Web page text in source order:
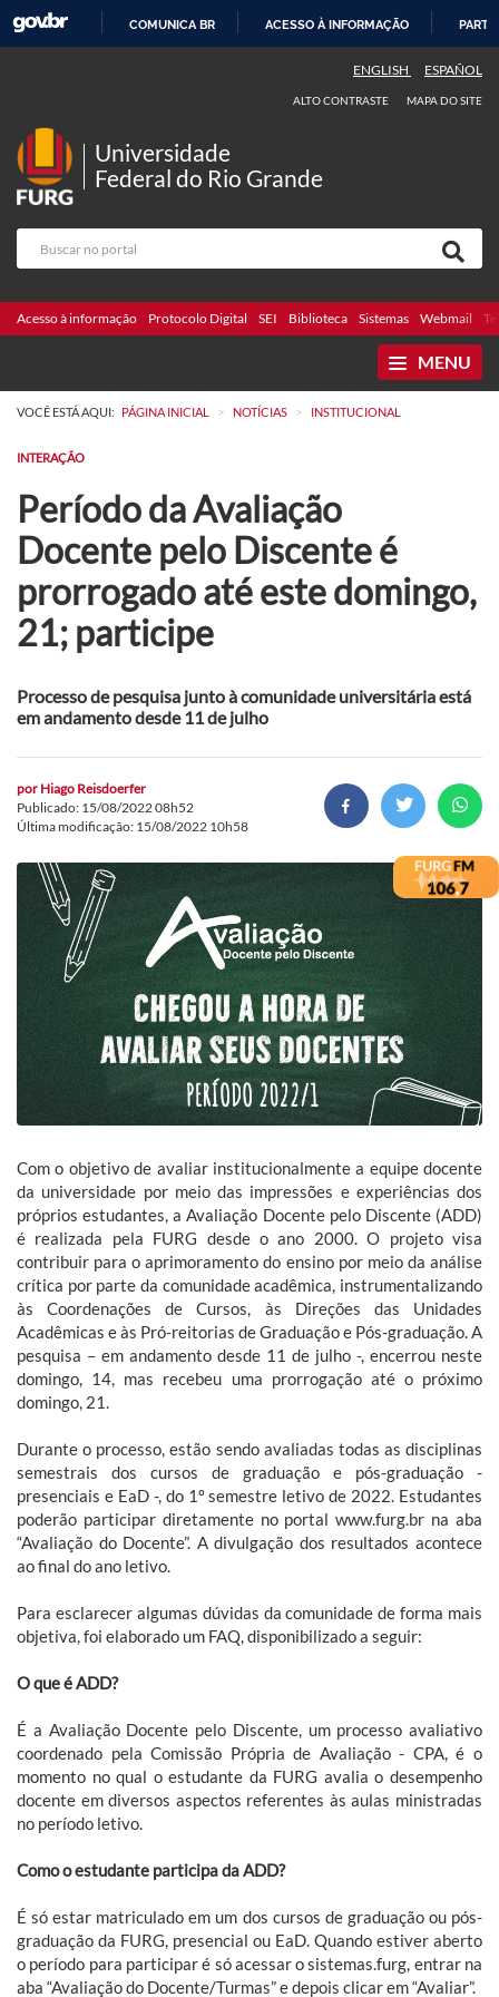
COMUNICA BR ACESSO À INFORMAÇÃO
ENGLISH ESPAÑOL
ALTO CONTRASTE MAPA DO SITE
Universidade
Federal do Rio Grande
Acesso à informação Protocolo Digital SEI Biblioteca Sistemas Webmail
MENU
VOCÊ ESTÁ AQUI: PÁGINA INICIAL > NOTÍCIAS > INSTITUCIONAL
INTERAÇÃO
Período da Avaliação
Docente pelo Discente é
prorrogado até este domingo,
21; participe
Processo de pesquisa junto à comunidade universitária está
em andamento desde 11 de julho
por Hiago Reisdoerfer
Publicado: 15/08/2022 08h52
Última modificação: 15/08/2022 10h58
Com o objetivo de avaliar institucionalmente a equipe docente
da universidade por meio das impressões e experiências dos
próprios estudantes, a Avaliação Docente pelo Discente (ADD)
é realizada pela FURG desde o ano 2000. O projeto visa
contribuir para o aprimoramento do ensino por meio da análise
crítica por parte da comunidade acadêmica, instrumentalizando
às Coordenações de Cursos, às Direções das Unidades
Acadêmicas e às Pró-reitorias de Graduação e Pós-graduação. A
pesquisa – em andamento desde 11 de julho -, encerrou neste
domingo, 14, mas recebeu uma prorrogação até o próximo
domingo, 21.
Durante o processo, estão sendo avaliadas todas as disciplinas
semestrais dos cursos de graduação e pós-graduação -
presenciais e EaD -, do 1º semestre letivo de 2022. Estudantes
poderão participar diretamente no portal www.furg.br na aba
“Avaliação do Docente”. A divulgação dos resultados acontece
ao final do ano letivo.
Para esclarecer algumas dúvidas da comunidade de forma mais
objetiva, foi elaborado um FAQ, disponibilizado a seguir:
O que é ADD?
É a Avaliação Docente pelo Discente, um processo avaliativo
coordenado pela Comissão Própria de Avaliação - CPA, é o
momento no qual o estudante da FURG avalia o desempenho
docente em diversos aspectos referentes às aulas ministradas
no período letivo.
Como o estudante participa da ADD?
É só estar matriculado em um dos cursos de graduação ou pós-
graduação da FURG, presencial ou EaD. Quando estiver aberto
o período para participar é só acessar o sistemas.furg, entrar na
aba “Avaliação do Docente/Turmas” e depois clicar em “Avaliar”.